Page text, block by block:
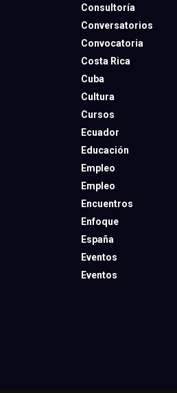
Consultoría
Conversatorios
Convocatoria
Costa Rica
Cuba
Cultura
Cursos
Ecuador
Educación
Empleo
Empleo
Encuentros
Enfoque
España
Eventos
Eventos